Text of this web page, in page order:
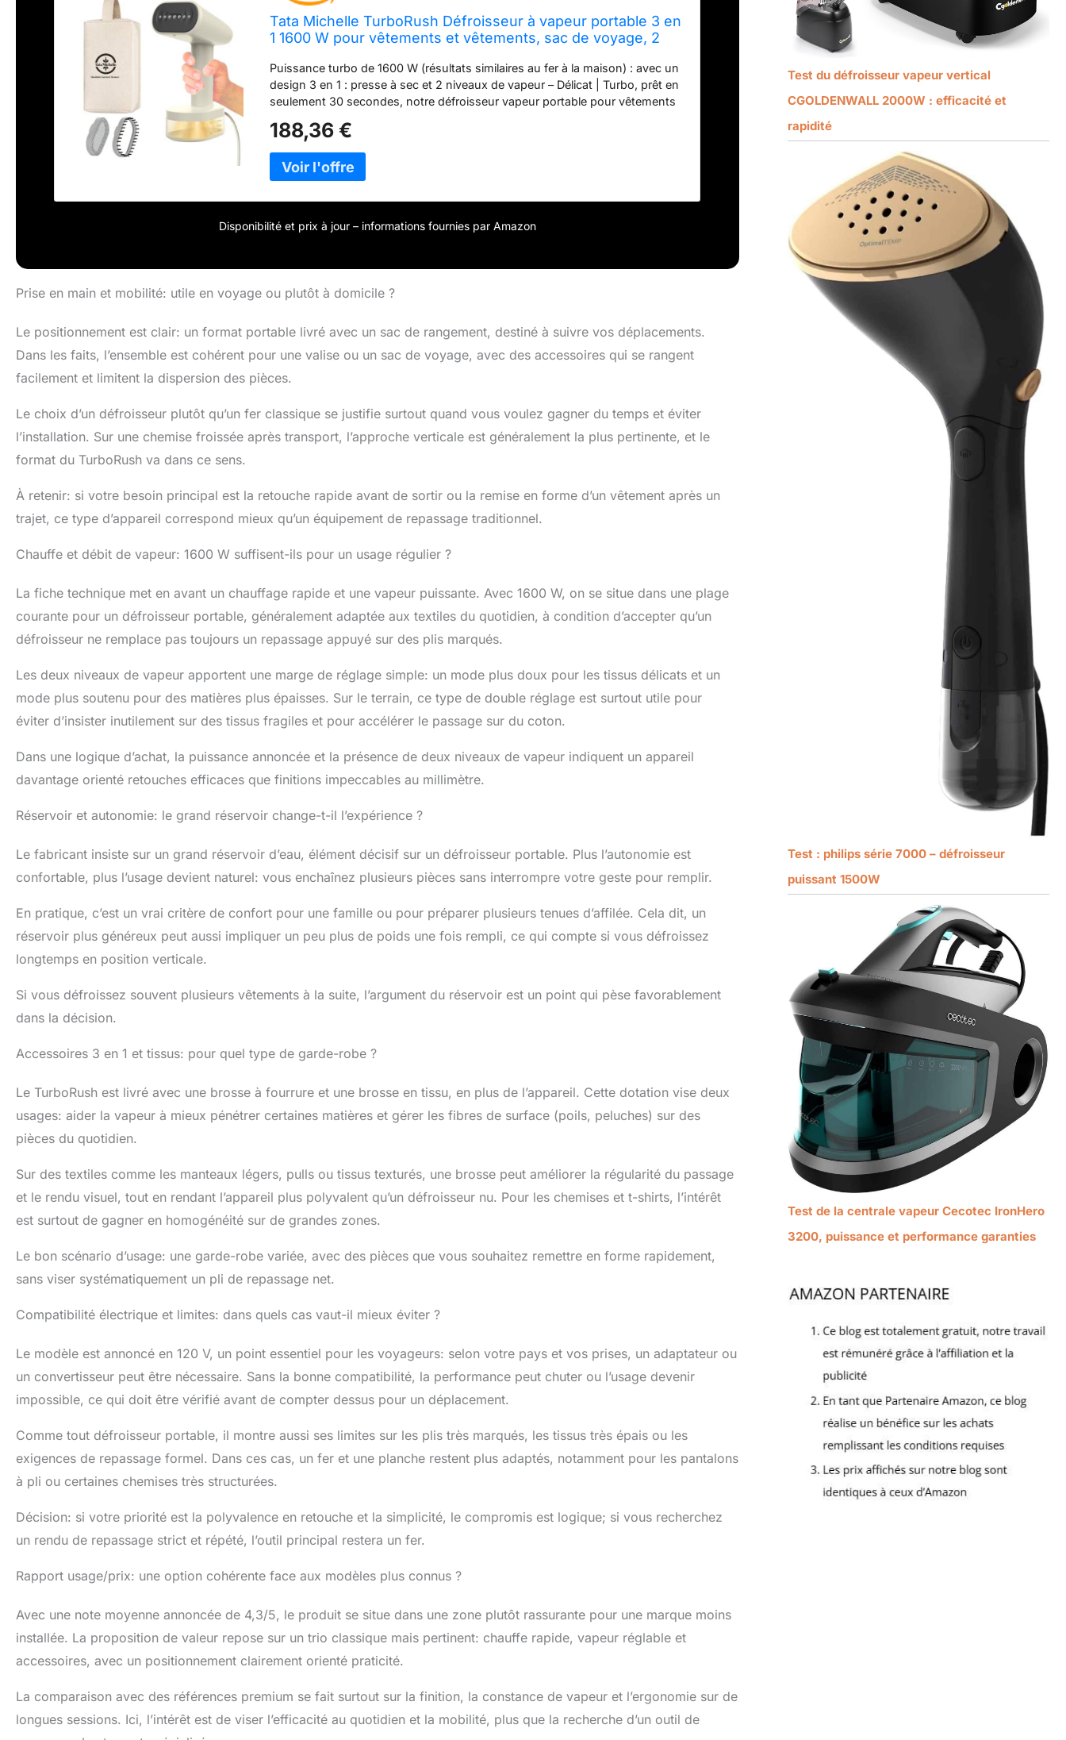
Tata Michelle TurboRush Défroisseur à vapeur portable 3 en
1 1600 W pour vêtements et vêtements, sac de voyage, 2
Puissance turbo de 1600 W (résultats similaires au fer à la maison) : avec un
design 3 en 1 : presse à sec et 2 niveaux de vapeur – Délicat | Turbo, prêt en
seulement 30 secondes, notre défroisseur vapeur portable pour vêtements
les rideaux épais jusqu'à 170 °C 50 % de temps de vapeur en plus (pas de
recharges fréquentes) : équipé d'une interface à bouton unique et d'une
capacité de 25 ml. Grand réservoir d'eau de 250 ml, le défroisseur vapeur
Tata Michelle pour vêtements offre 11 minutes de vapeur continue avec un
interrupteur de verrouillage à la vapeur pour de nombreuses tâches de
étanche à 360° maintient les tissus impeccables lors du repassage vertical
facilement en une seule touche sur le panneau de commande intelligent
Conçu pour durer avec un système auto-nettoyant : notre défroisseur
minutes d'inactivité. Appuyez et maintenez le bouton autonettoyant pendant
5 secondes en mode veille lorsque l'appareil a refroidi pour vider la balance.
cordon de 2 mètres vous donne la liberté de mouvement. Comprend des
sac en toile de coton épais pour le rangement. Pour une utilisation
uniquement dans les pays et régions 110-120 V tels que les États-Unis et le
188,36 €
Disponibilité et prix à jour – informations fournies par Amazon
Prise en main et mobilité: utile en voyage ou plutôt à domicile ?
Le positionnement est clair: un format portable livré avec un sac de rangement, destiné à suivre vos déplacements.
Dans les faits, l’ensemble est cohérent pour une valise ou un sac de voyage, avec des accessoires qui se rangent
facilement et limitent la dispersion des pièces.
Le choix d’un défroisseur plutôt qu’un fer classique se justifie surtout quand vous voulez gagner du temps et éviter
l’installation. Sur une chemise froissée après transport, l’approche verticale est généralement la plus pertinente, et le
format du TurboRush va dans ce sens.
À retenir: si votre besoin principal est la retouche rapide avant de sortir ou la remise en forme d’un vêtement après un
trajet, ce type d’appareil correspond mieux qu’un équipement de repassage traditionnel.
Chauffe et débit de vapeur: 1600 W suffisent-ils pour un usage régulier ?
La fiche technique met en avant un chauffage rapide et une vapeur puissante. Avec 1600 W, on se situe dans une plage
courante pour un défroisseur portable, généralement adaptée aux textiles du quotidien, à condition d’accepter qu’un
défroisseur ne remplace pas toujours un repassage appuyé sur des plis marqués.
Les deux niveaux de vapeur apportent une marge de réglage simple: un mode plus doux pour les tissus délicats et un
mode plus soutenu pour des matières plus épaisses. Sur le terrain, ce type de double réglage est surtout utile pour
éviter d’insister inutilement sur des tissus fragiles et pour accélérer le passage sur du coton.
Dans une logique d’achat, la puissance annoncée et la présence de deux niveaux de vapeur indiquent un appareil
davantage orienté retouches efficaces que finitions impeccables au millimètre.
Réservoir et autonomie: le grand réservoir change-t-il l’expérience ?
Le fabricant insiste sur un grand réservoir d’eau, élément décisif sur un défroisseur portable. Plus l’autonomie est
confortable, plus l’usage devient naturel: vous enchaînez plusieurs pièces sans interrompre votre geste pour remplir.
En pratique, c’est un vrai critère de confort pour une famille ou pour préparer plusieurs tenues d’affilée. Cela dit, un
réservoir plus généreux peut aussi impliquer un peu plus de poids une fois rempli, ce qui compte si vous défroissez
longtemps en position verticale.
Si vous défroissez souvent plusieurs vêtements à la suite, l’argument du réservoir est un point qui pèse favorablement
dans la décision.
Accessoires 3 en 1 et tissus: pour quel type de garde-robe ?
Le TurboRush est livré avec une brosse à fourrure et une brosse en tissu, en plus de l’appareil. Cette dotation vise deux
usages: aider la vapeur à mieux pénétrer certaines matières et gérer les fibres de surface (poils, peluches) sur des
pièces du quotidien.
Sur des textiles comme les manteaux légers, pulls ou tissus texturés, une brosse peut améliorer la régularité du passage
et le rendu visuel, tout en rendant l’appareil plus polyvalent qu’un défroisseur nu. Pour les chemises et t-shirts, l’intérêt
est surtout de gagner en homogénéité sur de grandes zones.
Le bon scénario d’usage: une garde-robe variée, avec des pièces que vous souhaitez remettre en forme rapidement,
sans viser systématiquement un pli de repassage net.
Compatibilité électrique et limites: dans quels cas vaut-il mieux éviter ?
Le modèle est annoncé en 120 V, un point essentiel pour les voyageurs: selon votre pays et vos prises, un adaptateur ou
un convertisseur peut être nécessaire. Sans la bonne compatibilité, la performance peut chuter ou l’usage devenir
impossible, ce qui doit être vérifié avant de compter dessus pour un déplacement.
Comme tout défroisseur portable, il montre aussi ses limites sur les plis très marqués, les tissus très épais ou les
exigences de repassage formel. Dans ces cas, un fer et une planche restent plus adaptés, notamment pour les pantalons
à pli ou certaines chemises très structurées.
Décision: si votre priorité est la polyvalence en retouche et la simplicité, le compromis est logique; si vous recherchez
un rendu de repassage strict et répété, l’outil principal restera un fer.
Rapport usage/prix: une option cohérente face aux modèles plus connus ?
Avec une note moyenne annoncée de 4,3/5, le produit se situe dans une zone plutôt rassurante pour une marque moins
installée. La proposition de valeur repose sur un trio classique mais pertinent: chauffe rapide, vapeur réglable et
accessoires, avec un positionnement clairement orienté praticité.
La comparaison avec des références premium se fait surtout sur la finition, la constance de vapeur et l’ergonomie sur de
longues sessions. Ici, l’intérêt est de viser l’efficacité au quotidien et la mobilité, plus que la recherche d’un outil de
Test du défroisseur vapeur vertical
CGOLDENWALL 2000W : efficacité et
rapidité
Test : philips série 7000 – défroisseur
puissant 1500W
Test de la centrale vapeur Cecotec IronHero
3200, puissance et performance garanties